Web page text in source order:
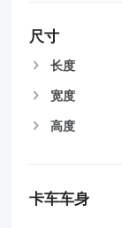
尺寸
长度
宽度
高度
卡车车身